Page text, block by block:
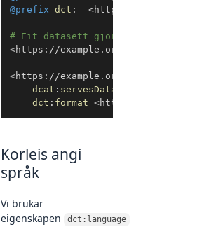
@prefix dct : <http://purl.org/dc/
# Eit datasett gjort tilgjengeleg
<https://example.org/datasett1
<https://example.org/dataservice1
dcat : servesDataset
dct : format <http://
Korleis angi
språk
Vi brukar
eigenskapen
dct:language